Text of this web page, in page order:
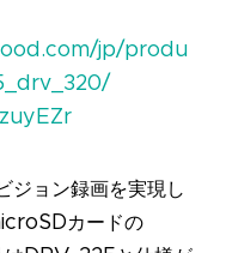
jp/produ
ジョン録画を実現し
カードの